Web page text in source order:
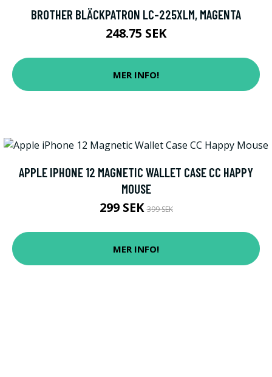
BROTHER BLÄCKPATRON LC-225XLM, MAGENTA
248.75 SEK
MER INFO!
APPLE IPHONE 12 MAGNETIC WALLET CASE CC HAPPY
MOUSE
299 SEK399 SEK
MER INFO!